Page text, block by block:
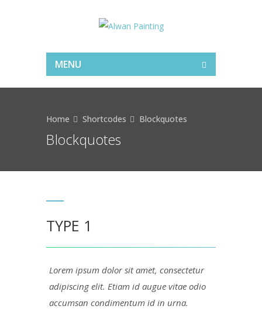
MENU
Blockquotes
Home Shortcodes Blockquotes
TYPE 1
Lorem ipsum dolor sit amet, consectetur
adipiscing elit. Etiam id augue vitae odio
accumsan condimentum id in urna.